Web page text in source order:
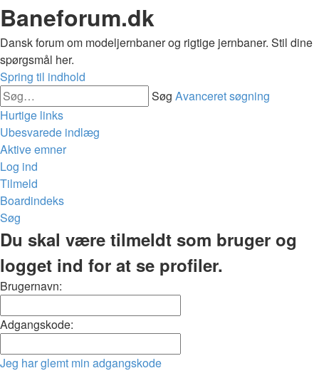
Baneforum.dk
Dansk forum om modeljernbaner og rigtige jernbaner. Stil dine
spørgsmål her.
Spring til indhold
Søg Avanceret søgning
Hurtige links
Ubesvarede indlæg
Aktive emner
Log ind
Tilmeld
Boardindeks
Søg
Du skal være tilmeldt som bruger og
logget ind for at se profiler.
Brugernavn:
Adgangskode:
Jeg har glemt min adgangskode